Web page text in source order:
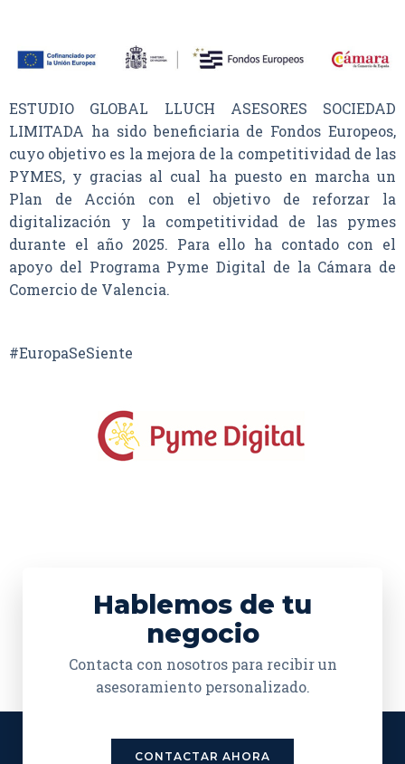
ESTUDIO GLOBAL LLUCH ASESORES SOCIEDAD
LIMITADA ha sido beneficiaria de Fondos Europeos,
cuyo objetivo es la mejora de la competitividad de las
PYMES, y gracias al cual ha puesto en marcha un
Plan de Acción con el objetivo de reforzar la
digitalización y la competitividad de las pymes
durante el año 2025. Para ello ha contado con el
apoyo del Programa Pyme Digital de la Cámara de
Comercio de Valencia.
#EuropaSeSiente
Hablemos de tu
negocio
Contacta con nosotros para recibir un
asesoramiento personalizado.
CONTACTAR AHORA